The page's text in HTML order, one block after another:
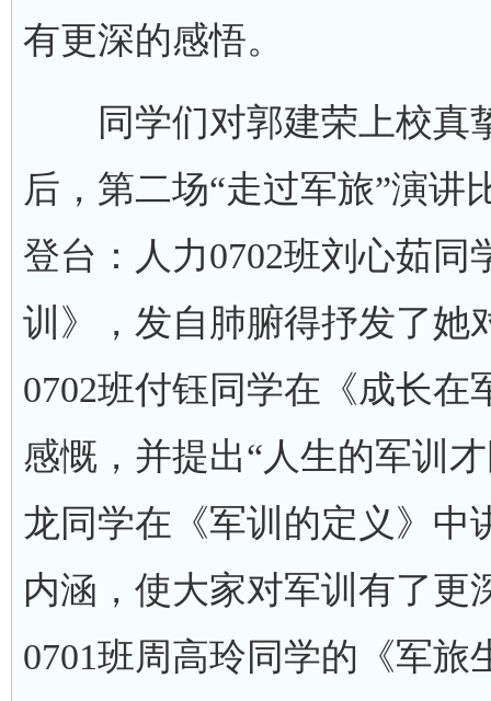
有更深的感悟。
同学们对郭建荣上校真
后，第二场“走过军旅”演讲
登台：人力0702班刘心茹
训》，发自肺腑得抒发了她
0702班付钰同学在《成长
感慨，并提出“人生的军训
龙同学在《军训的定义》中
内涵，使大家对军训有了更
0701班周高玲同学的《军